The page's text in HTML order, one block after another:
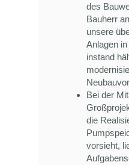
des
Bauherr
unsere
Anlagen
instand
Bei der
die
vorsieht,